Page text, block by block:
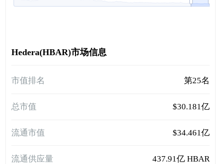
Hedera(HBAR)市场信息
市值排名 第25名
总市值 $30.181亿
流通市值 $34.461亿
流通供应量 437.91亿 HBAR